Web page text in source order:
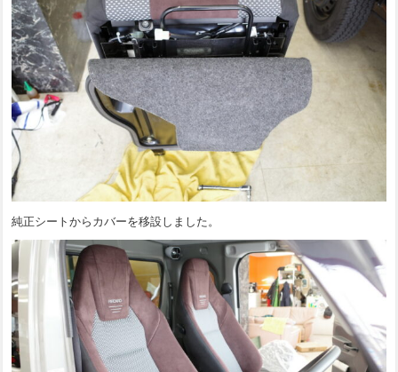
純正シートからカバーを移設しました。